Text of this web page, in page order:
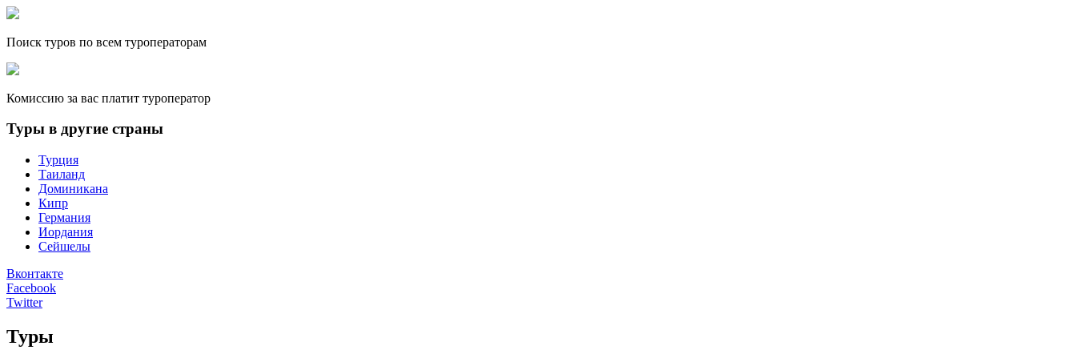
Поиск туров по всем туроператорам
Комиссию за вас платит туроператор
Туры в другие страны
Турция
Таиланд
Доминикана
Кипр
Германия
Иордания
Сейшелы
Вконтакте
Facebook
Twitter
Туры